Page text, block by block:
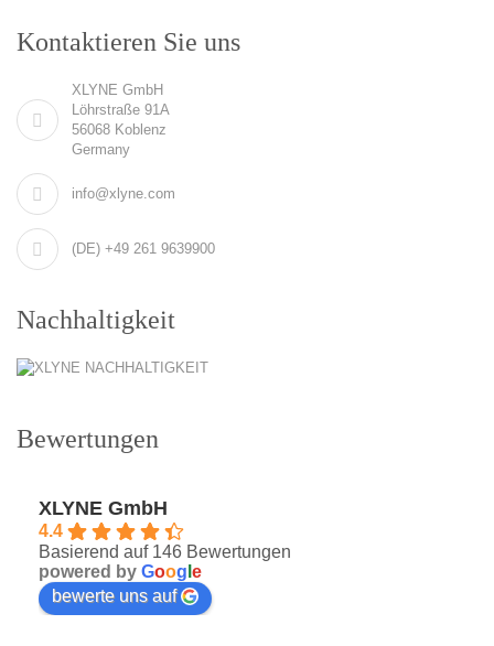
Kontaktieren Sie uns
XLYNE GmbH
Löhrstraße 91A
56068 Koblenz
Germany
info@xlyne.com
(DE) +49 261 9639900
Nachhaltigkeit
Bewertungen
XLYNE GmbH
4.4
Basierend auf 146 Bewertungen
powered by Goog e
bewerte uns auf